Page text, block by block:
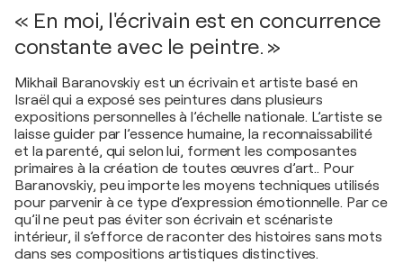
« En moi, l'écrivain est en concurrence
constante avec le peintre. »
Mikhail Baranovskiy est un écrivain et artiste basé en
Israël qui a exposé ses peintures dans plusieurs
expositions personnelles à l’échelle nationale. L’artiste se
laisse guider par l’essence humaine, la reconnaissabilité
et la parenté, qui selon lui, forment les composantes
primaires à la création de toutes œuvres d’art.. Pour
Baranovskiy, peu importe les moyens techniques utilisés
pour parvenir à ce type d’expression émotionnelle. Par ce
qu’il ne peut pas éviter son écrivain et scénariste
intérieur, il s’efforce de raconter des histoires sans mots
dans ses compositions artistiques distinctives.